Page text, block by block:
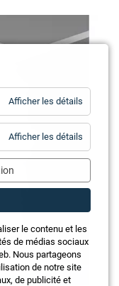
Afficher les détails
Afficher les détails
le contenu et les
de médias sociaux
Nous partageons
de notre site
de publicité et